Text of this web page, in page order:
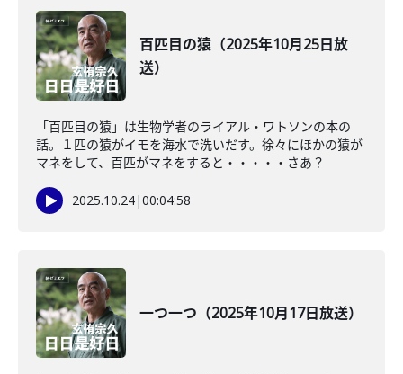
百匹目の猿（2025年10月25日放
送）
「百匹目の猿」は生物学者のライアル・ワトソンの本の
話。１匹の猿がイモを海水で洗いだす。徐々にほかの猿が
マネをして、百匹がマネをすると・・・・・さあ？
2025.10.24|00:04:58
一つ一つ（2025年10月17日放送）